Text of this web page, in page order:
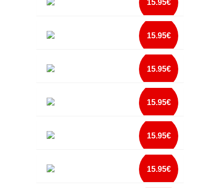
add à lista
mais info
add à lista
15.95€
ALMOFADA NAMORADOS NOMES E DATA
mais info
add à lista
15.95€
ALMOFADA NASCIMENTO UNICÓRNIO
mais info
add à lista
15.95€
ALMOFADA NATAL DA FAMILIA NOME 1
mais info
add à lista
15.95€
ALMOFADA NATAL DA FAMILIA NOME 2
mais info
add à lista
15.95€
ALMOFADA O MELHOR PROFESSOR
15.95€